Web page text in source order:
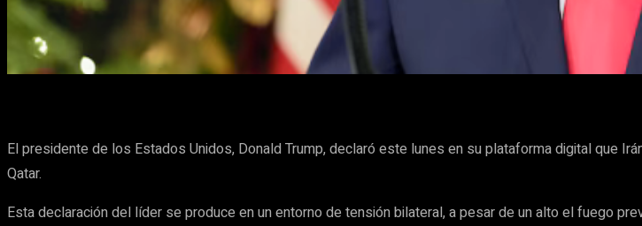
Cuota Facebook Pinterest
El presidente de los Estados Unidos, Donald Trump, declaró este lunes en su plataforma digital que
Qatar.
Esta declaración del líder se produce en un entorno de tensión bilateral, a pesar de un alto el fuego